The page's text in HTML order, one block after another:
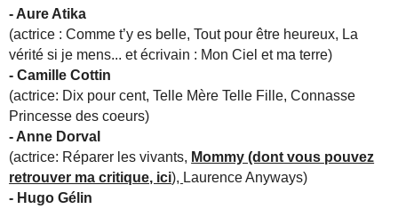
- Aure Atika
(actrice : Comme t’y es belle, Tout pour être heureux, La
vérité si je mens... et écrivain : Mon Ciel et ma terre)
- Camille Cottin
(actrice: Dix pour cent, Telle Mère Telle Fille, Connasse
Princesse des coeurs)
- Anne Dorval
(actrice: Réparer les vivants, Mommy (dont vous pouvez
retrouver ma critique, ici), Laurence Anyways)
- Hugo Gélin